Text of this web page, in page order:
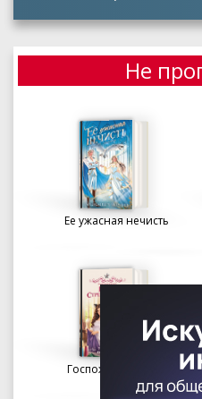
Не
Ее ужасная нечисть
Госпожа портниха